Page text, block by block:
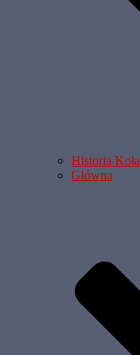
Historia Koła
Główna